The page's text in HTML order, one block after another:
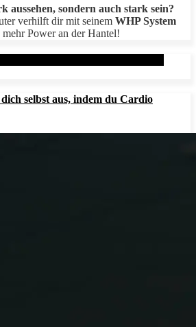
aussehen, sondern auch stark sein?
verhilft dir mit seinem WHP System
Power an der Hantel!
selbst aus, indem du Cardio